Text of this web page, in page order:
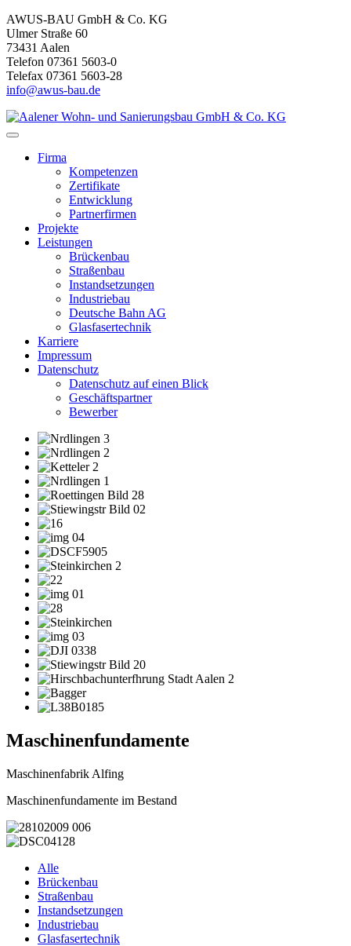
AWUS-BAU GmbH & Co. KG
Ulmer Straße 60
73431 Aalen
Telefon 07361 5603-0
Telefax 07361 5603-28
info@awus-bau.de
Firma
Kompetenzen
Zertifikate
Entwicklung
Partnerfirmen
Projekte
Leistungen
Brückenbau
Straßenbau
Instandsetzungen
Industriebau
Deutsche Bahn AG
Glasfasertechnik
Karriere
Impressum
Datenschutz
Datenschutz auf einen Blick
Geschäftspartner
Bewerber
Maschinenfundamente
Maschinenfabrik Alfing
Maschinenfundamente im Bestand
Alle
Brückenbau
Straßenbau
Instandsetzungen
Industriebau
Glasfasertechnik